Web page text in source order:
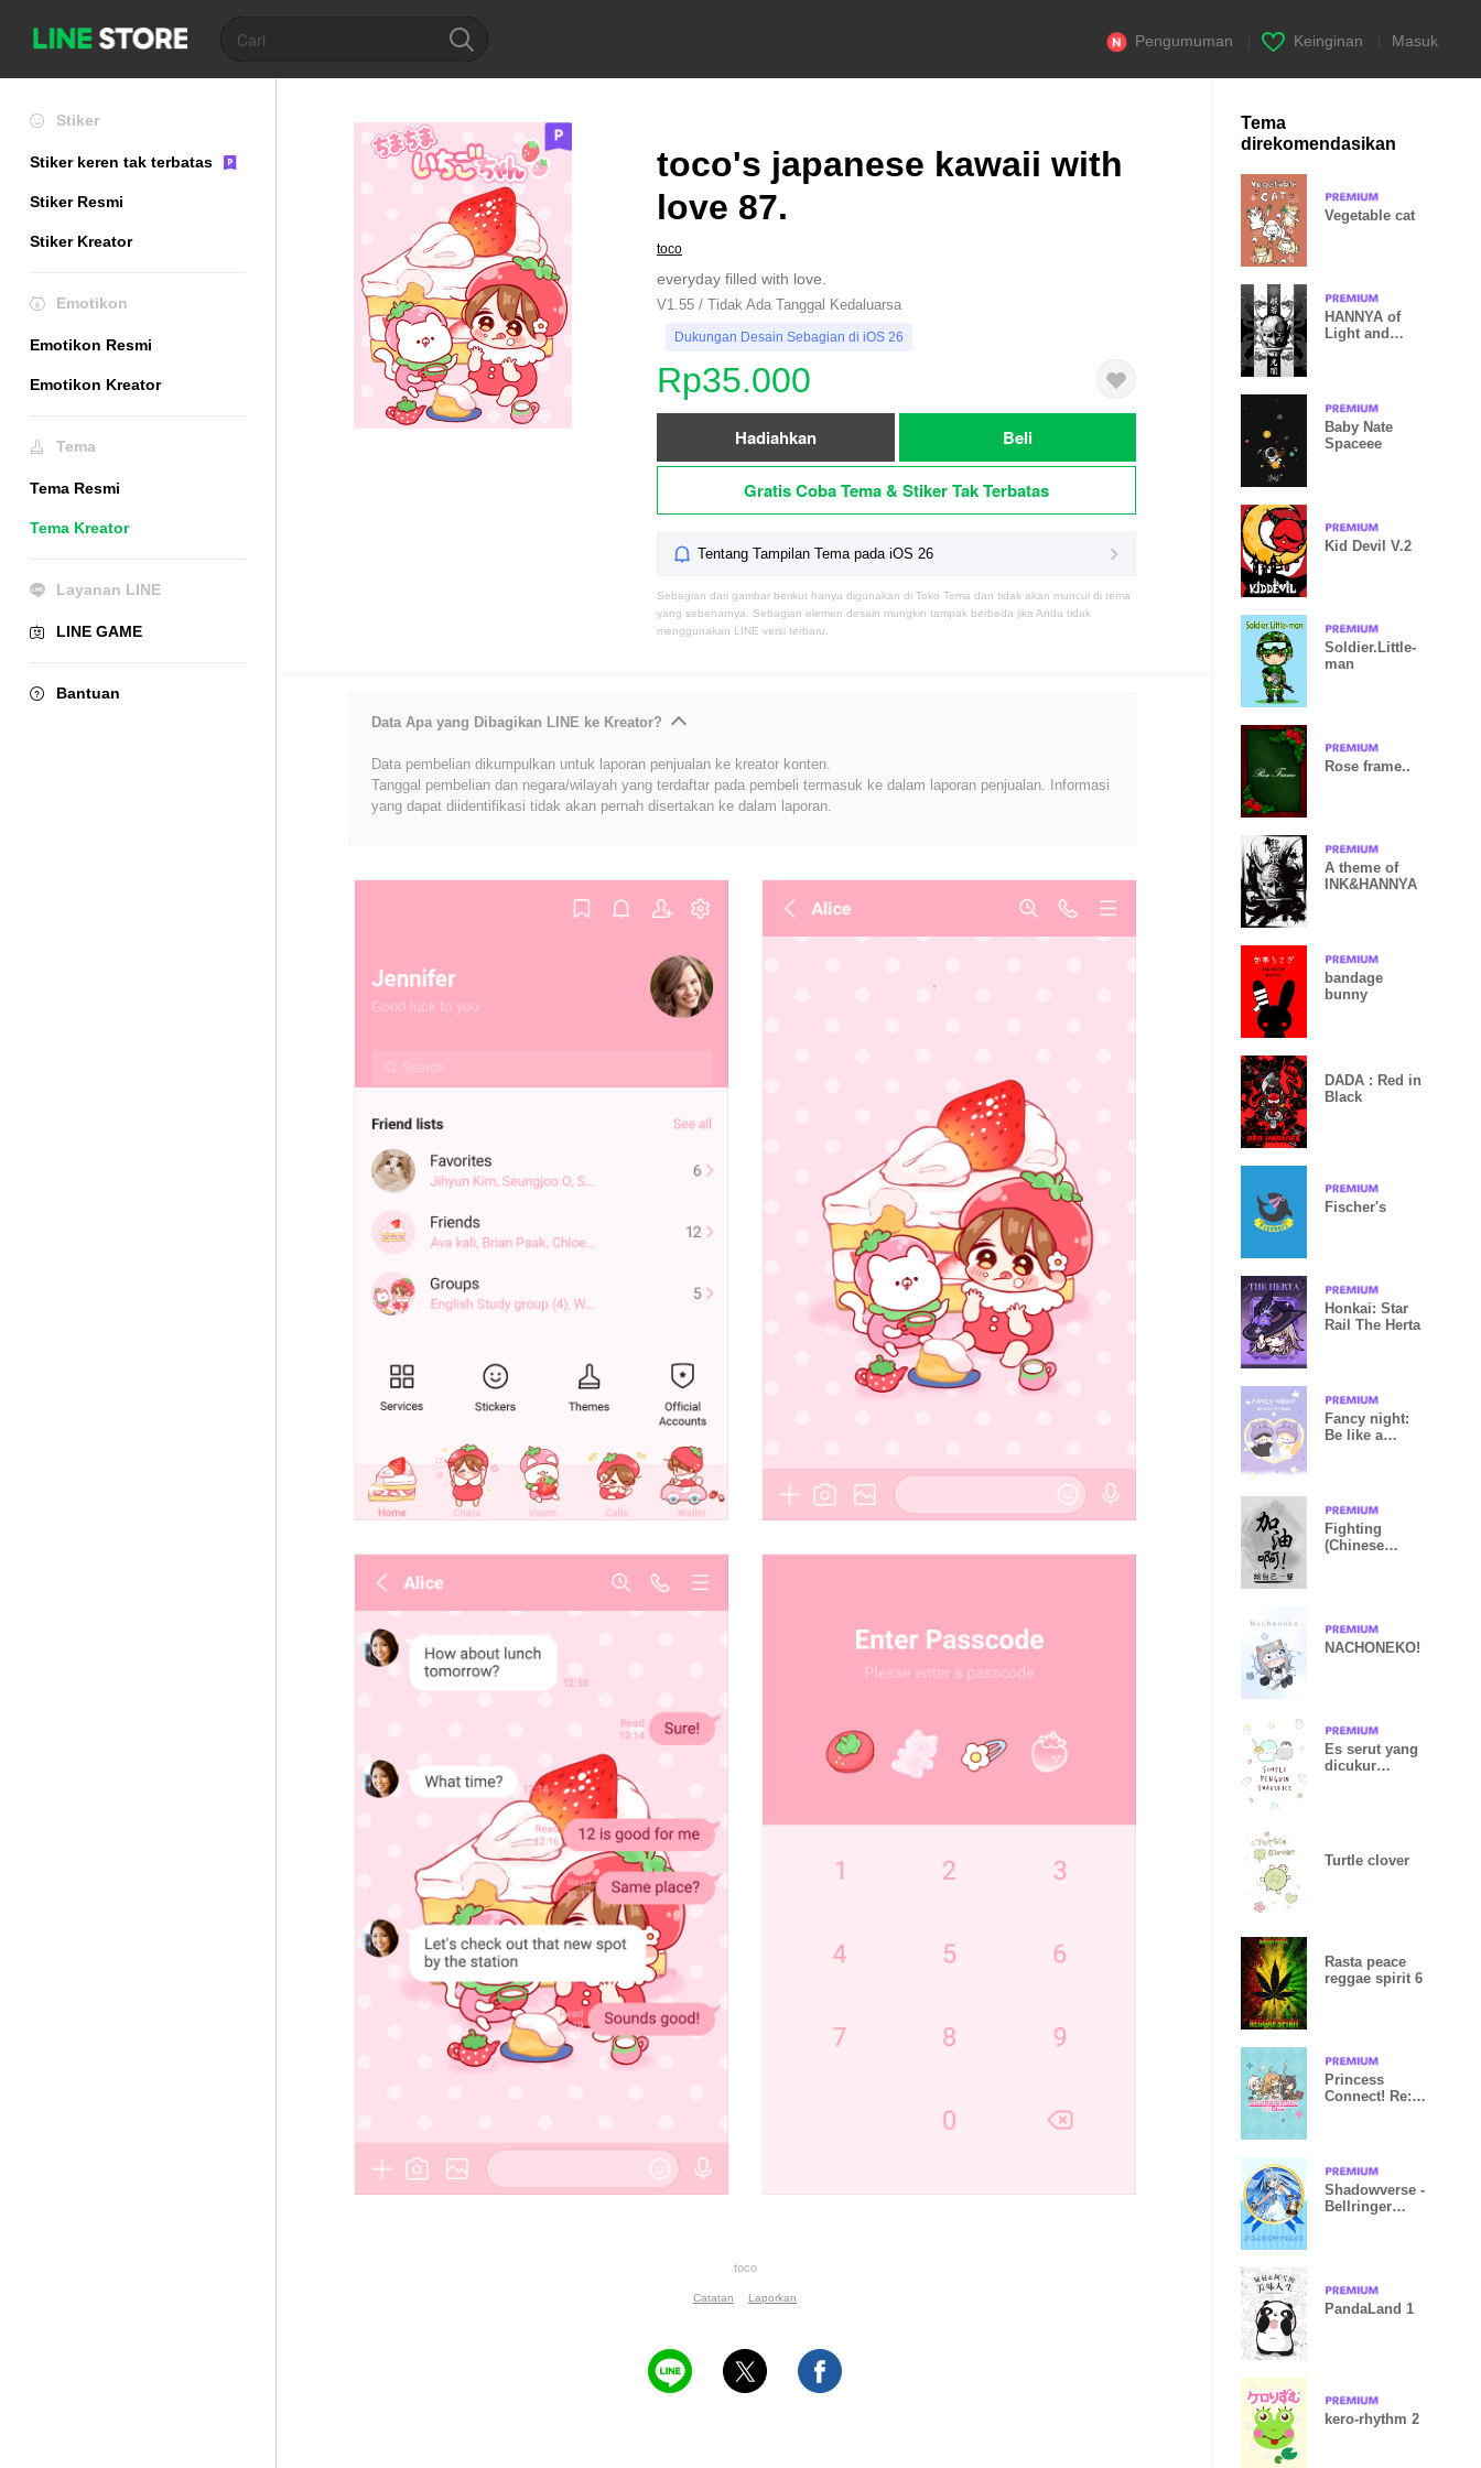
Pengumuman Keinginan Masuk
Stiker
Stiker keren tak terbatas
Stiker Resmi
Stiker Kreator
Emotikon
Emotikon Resmi
Emotikon Kreator
Tema
Tema Resmi
Tema Kreator
Layanan LINE
LINE GAME
Bantuan
toco's japanese kawaii with
love 87.
toco
everyday filled with love.
V1.55 / Tidak Ada Tanggal Kedaluarsa
Dukungan Desain Sebagian di iOS 26
Rp35.000
Hadiahkan Beli
Gratis Coba Tema & Stiker Tak Terbatas
Tentang Tampilan Tema pada iOS 26
Sebagian dari gambar berikut hanya digunakan di Toko Tema dan tidak akan muncul di tema
yang sebenarnya. Sebagian elemen desain mungkin tampak berbeda jika Anda tidak
menggunakan LINE versi terbaru.
Data Apa yang Dibagikan LINE ke Kreator?
Data pembelian dikumpulkan untuk laporan penjualan ke kreator konten.
Tanggal pembelian dan negara/wilayah yang terdaftar pada pembeli termasuk ke dalam laporan penjualan. Informasi
yang dapat diidentifikasi tidak akan pernah disertakan ke dalam laporan.
toco
Catatan Laporkan
Tema
direkomendasikan
Vegetable cat
HANNYA of
Light and
Baby Nate
Spaceee
Kid Devil V.2
Soldier.Little-
man
Rose frame..
A theme of
INK&HANNYA
bandage
bunny
DADA : Red in
Black
Fischer's
Honkai: Star
Rail The Herta
Fancy night:
Be like a
Fighting
(Chinese
NACHONEKO!
Es serut yang
dicukur
Turtle clover
Rasta peace
reggae spirit 6
Princess
Connect! Re:
Shadowverse -
Bellringer
PandaLand 1
kero-rhythm 2